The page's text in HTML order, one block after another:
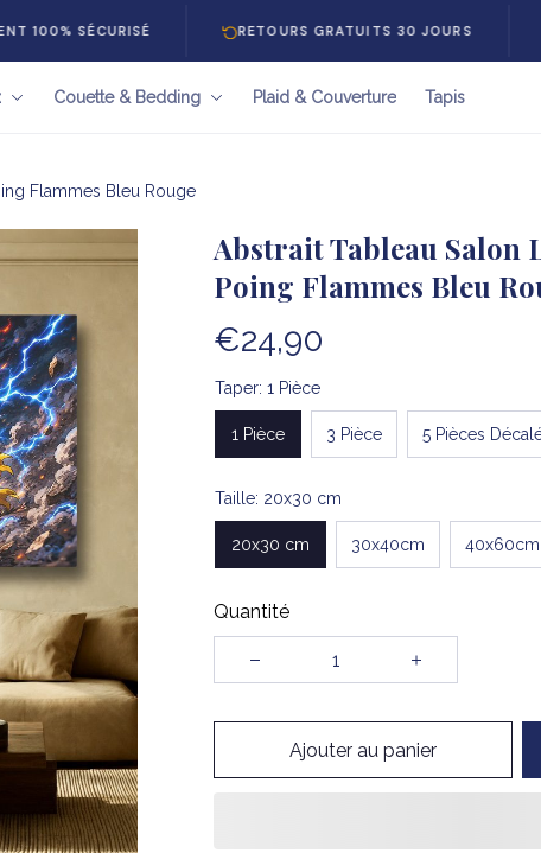
RETOURS GRATUITS 30 JOURS
Couette & Bedding Plaid & Couverture Tapis
Flammes Bleu Rouge
Abstrait Tableau Salon
Poing Flammes Bleu
€24,90
Taper: 1 Pièce
1 Pièce 3 Pièce 5 Pièces
Taille: 20x30 cm
20x30 cm 30x40cm 40x60cm
Quantité
Ajouter au panier